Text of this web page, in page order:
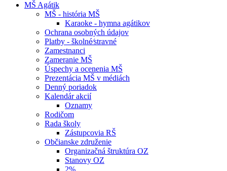
MŠ Agátik
MŠ - história MŠ
Karaoke - hymna agátikov
Ochrana osobných údajov
Platby - školné⁄stravné
Zamestnanci
Zameranie MŠ
Úspechy a ocenenia MŠ
Prezentácia MŠ v médiách
Denný poriadok
Kalendár akcií
Oznamy
Rodičom
Rada školy
Zástupcovia RŠ
Občianske združenie
Organizačná štruktúra OZ
Stanovy OZ
2%